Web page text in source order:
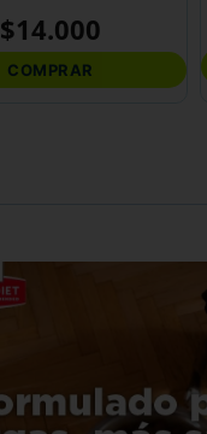
$14.000
COMPRAR